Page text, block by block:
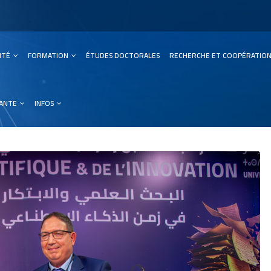
FORMATION ÉTUDES DOCTORALES RECHERCHE ET
INFOS